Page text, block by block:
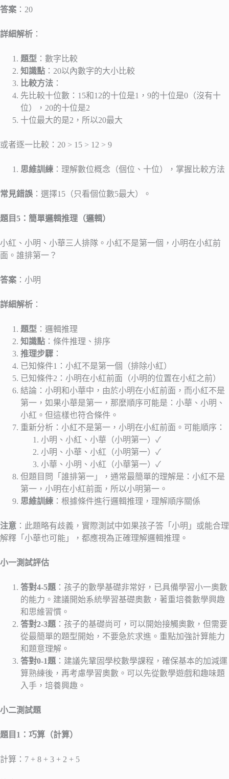
答案 ：20
詳細解析 ：
題型 ：數字比較
知識點 ：20以內數字的大小比較
比較方法 ：
先比較十位數：15和12的十位是1，9的十位是0（沒有十
位），20的十位是2
十位最大的是2，所以20最大
或者逐一比較：20 > 15 > 12 > 9
思維訓練 ：理解數位概念（個位、十位），掌握比較方法
常見錯誤 ：選擇15（只看個位數5最大）。
題目5：簡單邏輯推理（邏輯）
小紅、小明、小華三人排隊。小紅不是第一個，小明在小紅前
面。誰排第一？
答案 ：小明
詳細解析 ：
題型 ：邏輯推理
知識點 ：條件推理、排序
推理步驟 ：
已知條件1：小紅不是第一個（排除小紅）
已知條件2：小明在小紅前面（小明的位置在小紅之前）
結論：小明和小華中，由於小明在小紅前面，而小紅不是
第一，如果小華是第一，那麼順序可能是：小華、小明、
小紅。但這樣也符合條件。
重新分析：小紅不是第一，小明在小紅前面。可能順序：
小明、小紅、小華（小明第一）✓
小明、小華、小紅（小明第一）✓
小華、小明、小紅（小華第一）✓
但題目問「誰排第一」，通常最簡單的理解是：小紅不是
第一，小明在小紅前面，所以小明第一。
思維訓練 ：根據條件進行邏輯推理，理解順序關係
注意 ：此題略有歧義，實際測試中如果孩子答「小明」或能合理
解釋「小華也可能」，都應視為正確理解邏輯推理。
小一測試評估
答對4-5題 ：孩子的數學基礎非常好，已具備學習小一奧數
的能力。建議開始系統學習基礎奧數，著重培養數學興趣
和思維習慣。
答對2-3題 ：孩子的基礎尚可，可以開始接觸奧數，但需要
從最簡單的題型開始，不要急於求進。重點加強計算能力
和題意理解。
答對0-1題 ：建議先鞏固學校數學課程，確保基本的加減運
算熟練後，再考慮學習奧數。可以先從數學遊戲和趣味題
入手，培養興趣。
小二測試題
題目1：巧算（計算）
計算：7 + 8 + 3 + 2 + 5